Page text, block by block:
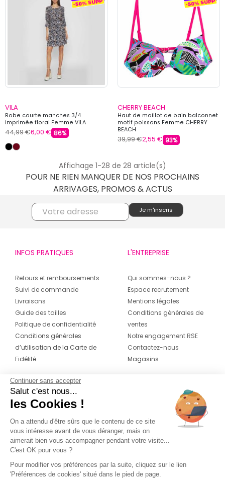
VILA
Robe courte manches 3/4
imprimée floral Femme VILA
44,99 €6,00 € 86%
CHERRY BEACH
Haut de maillot de bain balconnet
motif poissons Femme CHERRY
BEACH
39,99 €2,55 € 93%
Affichage 1-28 de 28 article(s)
POUR NE RIEN MANQUER DE NOS PROCHAINS
ARRIVAGES, PROMOS & ACTUS
INFOS PRATIQUES
Retours et remboursements
Suivi de commande
Livraisons
Guide des tailles
Politique de confidentialité
Conditions générales
d’utilisation de la Carte de
Fidélité
L'ENTREPRISE
Qui sommes-nous ?
Espace recrutement
Mentions légales
Conditions générales de
ventes
Notre engagement RSE
Contactez-nous
Magasins
CONTACT
04 42 20 78 42
Du lundi au jeudi de 8h30 à 16h30 & le
vendredi de 8h30 à 15h30
Continuer sans accepter
Salut c'est nous...
les Cookies !
On a attendu d'être sûrs que le contenu de ce site
vous intéresse avant de vous déranger, mais on
aimerait bien vous accompagner pendant votre visite...
C'est OK pour vous ?
Pour modifier vos préférences par la suite, cliquez sur le lien
'Préférences de cookies' situé dans le pied de page.